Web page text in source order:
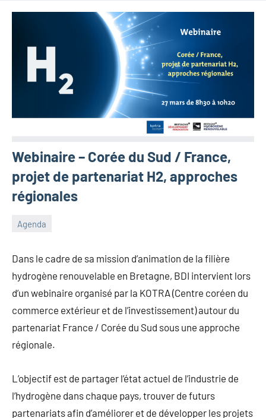
Webinaire – Corée du Sud / France,
projet de partenariat H2, approches
régionales
Agenda
2023
Antoine_Queinnec_Next
Aucun
Dans le cadre de sa mission d’animation de la filière
hydrogène renouvelable en Bretagne, BDI intervient lors
d’un webinaire organisé par la KOTRA (Centre coréen du
commerce extérieur et de l’investissement) autour du
partenariat France / Corée du Sud sous une approche
régionale.
L’objectif est de partager l’état actuel de l’industrie de
l’hydrogène dans chaque pays, trouver de futurs
partenariats afin d’améliorer et de développer les projets